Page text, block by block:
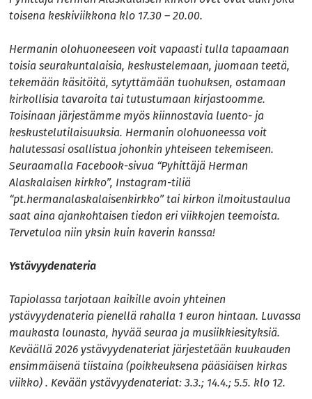
toisena keskiviikkona klo 17.30 – 20.00.
Hermanin olohuoneeseen voit vapaasti tulla tapaamaan
toisia seurakuntalaisia, keskustelemaan, juomaan teetä,
tekemään käsitöitä, sytyttämään tuohuksen, ostamaan
kirkollisia tavaroita tai tutustumaan kirjastoomme.
Toisinaan järjestämme myös kiinnostavia luento- ja
keskustelutilaisuuksia. Hermanin olohuoneessa voit
halutessasi osallistua johonkin yhteiseen tekemiseen.
Seuraamalla Facebook-sivua “Pyhittäjä Herman
Alaskalaisen kirkko”, Instagram-tiliä
“pt.hermanalaskalaisenkirkko” tai kirkon ilmoitustaulua
saat aina ajankohtaisen tiedon eri viikkojen teemoista.
Tervetuloa niin yksin kuin kaverin kanssa!
Ystävyydenateria
Tapiolassa tarjotaan kaikille avoin yhteinen
ystävyydenateria pienellä rahalla 1 euron hintaan. Luvassa
maukasta lounasta, hyvää seuraa ja musiikkiesityksiä.
Keväällä 2026 ystävyydenateriat järjestetään kuukauden
ensimmäisenä tiistaina (poikkeuksena pääsiäisen kirkas
viikko) . Kevään ystävyydenateriat: 3.3.; 14.4.; 5.5. klo 12.